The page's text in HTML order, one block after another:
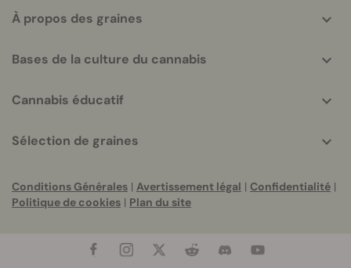
À propos des graines
Bases de la culture du cannabis
Cannabis éducatif
Sélection de graines
Conditions Générales | Avertissement légal | Confidentialité |
Politique de cookies | Plan du site